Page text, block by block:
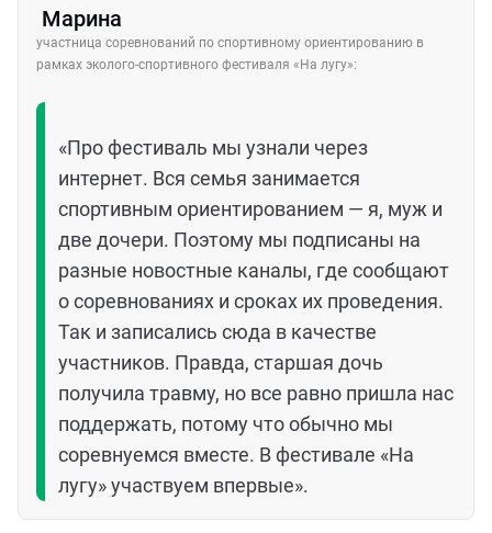
Марина
участница соревнований по спортивному ориентированию в
рамках эколого-спортивного фестиваля «На лугу»:
«Про фестиваль мы узнали через
интернет. Вся семья занимается
спортивным ориентированием — я, муж и
две дочери. Поэтому мы подписаны на
разные новостные каналы, где сообщают
о соревнованиях и сроках их проведения.
Так и записались сюда в качестве
участников. Правда, старшая дочь
получила травму, но все равно пришла нас
поддержать, потому что обычно мы
соревнуемся вместе. В фестивале «На
лугу» участвуем впервые».